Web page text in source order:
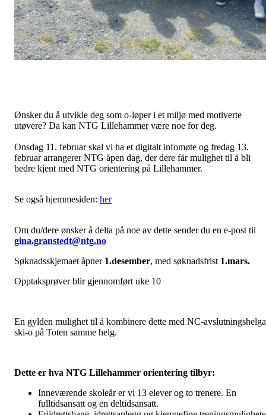
Ønsker du å utvikle deg som o-løper i et miljø med motiverte
utøvere? Da kan NTG Lillehammer være noe for deg.
Onsdag 11. februar skal vi ha et digitalt infomøte og fredag 13.
februar arrangerer NTG åpen dag, der dere får mulighet til å bli
bedre kjent med NTG orientering på Lillehammer.
Se også hjemmesiden: her
Om du/dere ønsker å delta på noe av dette sender du en e-post til
gina.granstedt@ntg.no
Søknadsskjemaet åpner 1.desember, med søknadsfrist 1.mars.
Opptaksprøver blir gjennomført uke 10
En gylden mulighet til å kombinere dette med NC-
ski-o på Toten samme helg.
Dette er hva NTG Lillehammer orientering tilbyr:
Inneværende skoleår er vi 13 elever og to trenere. En
fulltidsansatt og en deltidsansatt.